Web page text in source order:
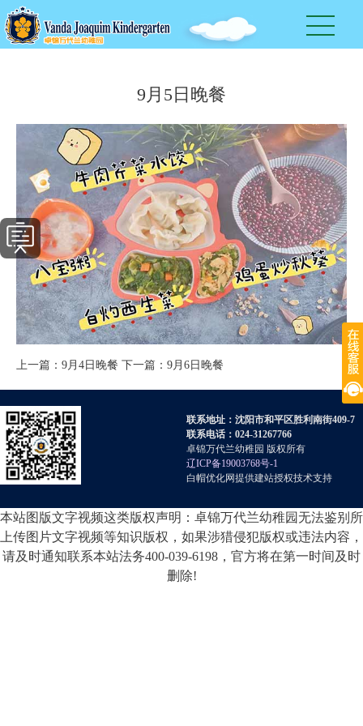
9月5日晚餐
上一篇： 9月4日晚餐 下一篇： 9月6日晚餐
联系地址：沈阳市和平区胜利南街409-7
联系电话：024-31267766
卓锦万代兰幼稚园 版权所有
辽ICP备19003768号-1
白帽优化网提供建站授权技术支持
本站图版文字视频这类版权声明：卓锦万代兰幼稚园无法鉴别所
上传图片文字视频等知识版权，如果涉猎侵犯版权或违法内容，
请及时通知联系本站法务400-039-6198，官方将在第一时间及时
删除!